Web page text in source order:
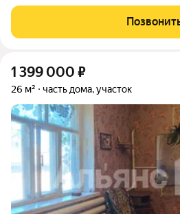
расположена:теплица,сараи. Вся
доступности.
1 399 000 ₽
26 м² часть дома, участок